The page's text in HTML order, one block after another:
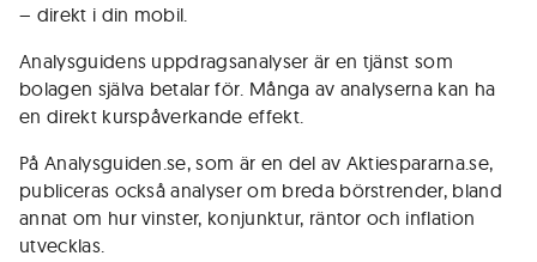
– direkt i din mobil.
Analysguidens uppdragsanalyser är en tjänst som
bolagen själva betalar för. Många av analyserna kan ha
en direkt kurspåverkande effekt.
På Analysguiden.se, som är en del av Aktiespararna.se,
publiceras också analyser om breda börstrender, bland
annat om hur vinster, konjunktur, räntor och inflation
utvecklas.